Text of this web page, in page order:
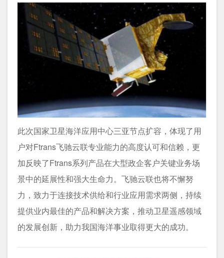
此次国家卫星海洋应用中心三亚节点扩容，体现了用
户对Ftrans飞驰云联专业能力的高度认可和信赖，更
加反映了Ftrans系列产品在大型政企客户关键业务场
景中的延展性和强大生命力。飞驰云联也将不懈努
力，致力于连接技术供给和行业应用需求两侧，持续
提供业内最佳的产品和解决方案，推动卫星遥感领域
的发展创新，助力我国海洋事业取得更大的成功。